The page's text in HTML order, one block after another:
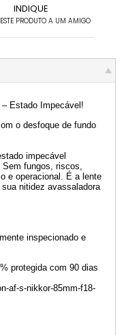
INDIQUE
PRODUTO A UM AMIGO
Estado Impecável!
o desfoque de fundo
impecável
fungos, riscos,
e operacional. É a lente
nitidez avassaladora
inspecionado e
protegida com 90 dias
af-s-nikkor-85mm-f18-